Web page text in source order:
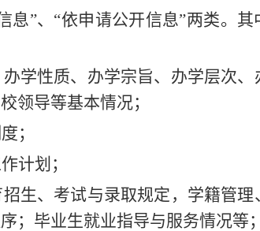
息”、“依申请公开信息”两类。其
办学性质、办学宗旨、办学层次、
领导等基本情况；
；
计划；
招生、考试与录取规定，学籍管理
；毕业生就业指导与服务情况等；